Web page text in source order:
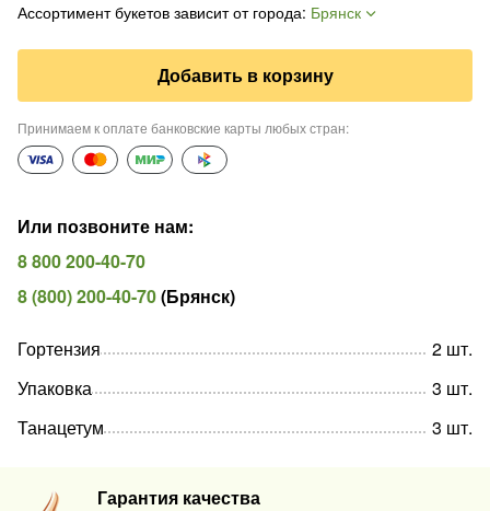
Ассортимент букетов зависит от города: Брянск
Добавить в корзину
Принимаем к оплате банковские карты любых стран:
Или позвоните нам:
8 800 200-40-70
8 (800) 200-40-70(Брянск)
Гарантия качества
Гортензия 2 шт.
Упаковка
3 шт.
Танацетум
3 шт.